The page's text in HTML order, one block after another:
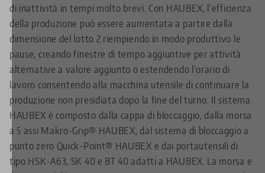
di inattività in tempi molto brevi. Con HAUBEX, l'efficienza
della produzione può essere aumentata a partire dalla
dimensione del lotto 2 riempiendo in modo produttivo le
pause, creando finestre di tempo aggiuntive per attività
alternative a valore aggiunto o estendendo l'orario di
lavoro consentendo alla macchina utensile di continuare la
produzione non presidiata dopo la fine del turno. Il sistema
HAUBEX è composto dalla cappa di bloccaggio, dalla morsa
a 5 assi Makro-Grip® HAUBEX, dal sistema di bloccaggio a
punto zero Quick-Point® HAUBEX e dai portautensili di
tipo HSK-A63, SK 40 e BT 40 adatti a HAUBEX. La morsa e